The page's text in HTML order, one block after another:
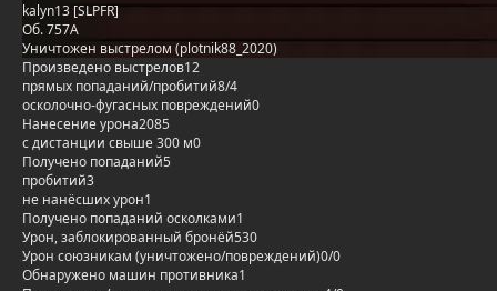
kalyn13 [SLPFR]
Об. 757А
Уничтожен выстрелом (plotnik88_2020)
Произведено выстрелов12
прямых попаданий/пробитий8/4
осколочно-фугасных повреждений0
Нанесение урона2085
с дистанции свыше 300 м0
Получено попаданий5
пробитий3
не нанёсших урон1
Получено попаданий осколками1
Урон, заблокированный бронёй530
Урон союзникам (уничтожено/повреждений)0/0
Обнаружено машин противника1